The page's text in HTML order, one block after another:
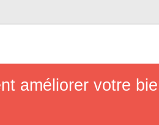
améliorer votre